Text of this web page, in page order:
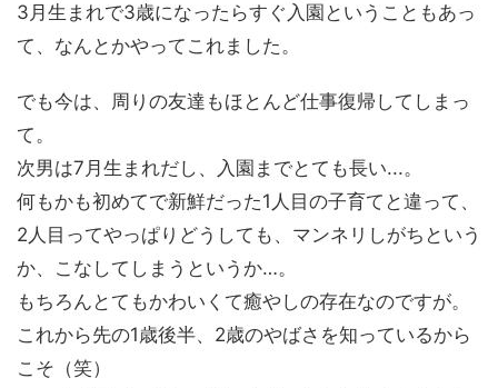
3月生まれで3歳になったらすぐ入園ということもあっ
て、なんとかやってこれました。
でも今は、周りの友達もほとんど仕事復帰してしまっ
て。
次男は7月生まれだし、入園までとても長い...。
何もかも初めてで新鮮だった1人目の子育てと違って、
2人目ってやっぱりどうしても、マンネリしがちという
か、こなしてしまうというか…。
もちろんとてもかわいくて癒やしの存在なのですが。
これから先の1歳後半、2歳のやばさを知っているから
こそ（笑）